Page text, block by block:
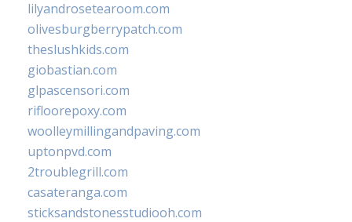
lilyandrosetearoom.com
olivesburgberrypatch.com
theslushkids.com
giobastian.com
glpascensori.com
rifloorepoxy.com
woolleymillingandpaving.com
uptonpvd.com
2troublegrill.com
casateranga.com
sticksandstonesstudiooh.com